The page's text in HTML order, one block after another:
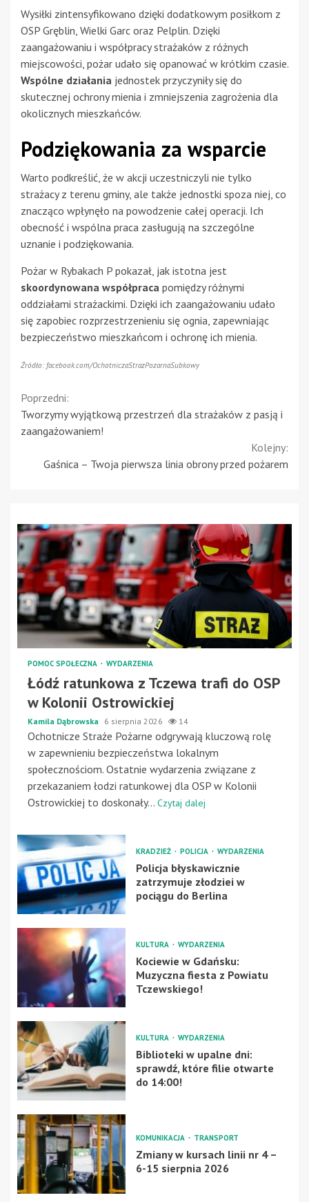
Wysiłki zintensyfikowano dzięki dodatkowym posiłkom z
OSP Gręblin, Wielki Garc oraz Pelplin. Dzięki
zaangażowaniu i współpracy strażaków z różnych
miejscowości, pożar udało się opanować w krótkim czasie.
Wspólne działania jednostek przyczyniły się do
skutecznej ochrony mienia i zmniejszenia zagrożenia dla
okolicznych mieszkańców.
Podziękowania za wsparcie
Warto podkreślić, że w akcji uczestniczyli nie tylko
strażacy z terenu gminy, ale także jednostki spoza niej, co
znacząco wpłynęło na powodzenie całej operacji. Ich
obecność i wspólna praca zasługują na szczególne
uznanie i podziękowania.
Pożar w Rybakach P pokazał, jak istotna jest
skoordynowana współpraca pomiędzy różnymi
oddziałami strażackimi. Dzięki ich zaangażowaniu udało
się zapobiec rozprzestrzenieniu się ognia, zapewniając
bezpieczeństwo mieszkańcom i ochronę ich mienia.
Źródło: facebook.com/OchotniczaStrazPozarnaSubkowy
Continue
Reading
Poprzedni:
Tworzymy wyjątkową przestrzeń dla strażaków z pasją i
zaangażowaniem!
Kolejny:
Gaśnica – Twoja pierwsza linia obrony przed pożarem
POMOC SPOŁECZNA WYDARZENIA
Łódź ratunkowa z Tczewa trafi do OSP
w Kolonii Ostrowickiej
Kamila Dąbrowska 6 sierpnia 2026 14
Ochotnicze Straże Pożarne odgrywają kluczową rolę
w zapewnieniu bezpieczeństwa lokalnym
społecznościom. Ostatnie wydarzenia związane z
przekazaniem łodzi ratunkowej dla OSP w Kolonii
Ostrowickiej to doskonały... Czytaj dalej
KRADZIEŻ POLICJA WYDARZENIA
Policja błyskawicznie
zatrzymuje złodziei w
pociągu do Berlina
KULTURA WYDARZENIA
Kociewie w Gdańsku:
Muzyczna fiesta z Powiatu
Tczewskiego!
KULTURA WYDARZENIA
Biblioteki w upalne dni:
sprawdź, które filie otwarte
do 14:00!
KOMUNIKACJA TRANSPORT
Zmiany w kursach linii nr 4 –
6-15 sierpnia 2026